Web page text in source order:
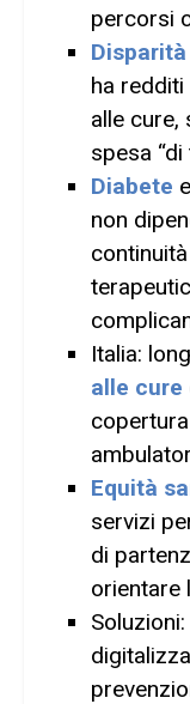
percorsi
Disparità
ha
alle cure,
spesa
Diabete e
non
Italia:
alle cure
Equità
servizi
di
orientare